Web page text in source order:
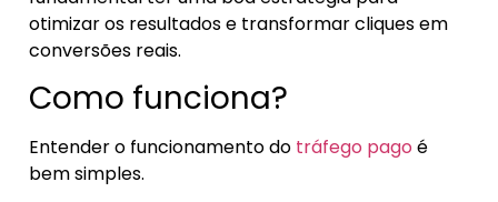
otimizar os resultados e transformar cliques em
conversões reais.
Como funciona?
Entender o funcionamento do tráfego pago é
bem simples.